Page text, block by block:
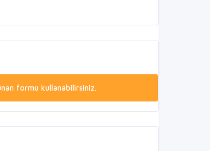
formu kullanabilirsiniz.